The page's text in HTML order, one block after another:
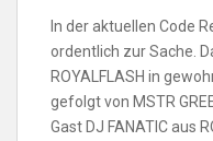
In der aktuellen Code
ordentlich zur Sache.
ROYALFLASH in
gefolgt von MSTR
Gast DJ FANATIC aus